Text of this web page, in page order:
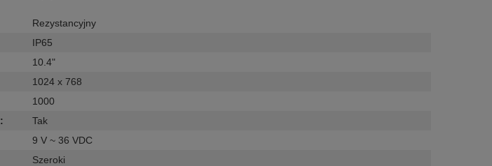
Rezystancyjny
IP65
10.4"
1024 x 768
1000
:
Tak
9 V ~ 36 VDC
Szeroki